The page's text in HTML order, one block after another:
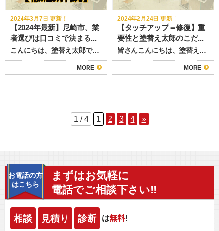
2024年3月7日 更新！
【2024年最新】尼崎市、業
者選びは口コミで決まる...
こんにちは、塗替え太郎です こちらの記事をご覧になってくださっているということは、今業者選びをされていると思います。 外壁塗装業者を探す際、何を基準に選んでいますか？
MORE
2024年2月24日 更新！
【タッチアップ＝修復】重
要性と塗替え太郎のこだ...
皆さんこんにちは、塗替え太郎です。 今回は外壁塗装において重要な一手法、「タッチアップ」についてご紹介いたします。 なぜタッチアップが必要なのか、そして塗替え太郎がどのようにこの作業に取り組んでいるのか、詳しくお伝えしたいと思います
MORE
1 / 4 1 2 3 4 »
お電話の方
はこちら
まずはお気軽に
電話でご相談下さい!!
相談 見積り 診断 は無料!